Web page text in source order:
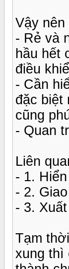
Vậy
- Rẻ và
hầu hết
điều
- Cần
đặc biệt
cũng
- Quan
Liên
- 1.
- 2.
- 3.
Tạm
xung thì